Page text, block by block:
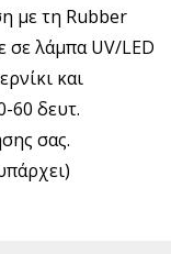
με τη Rubber
σε λάμπα UV/LED
και
60 δευτ.
σας.